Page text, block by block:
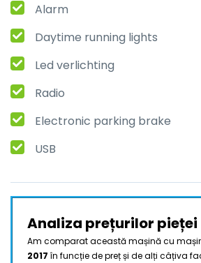
Alarm
Daytime running lights
Led verlichting
Radio
Electronic parking brake
USB
Analiza prețurilor pieței
Am comparat această mașină cu
2017 în funcție de preț și de alți câțiva